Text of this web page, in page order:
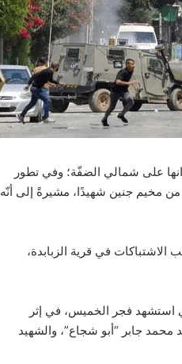
على شمالي الضفّة؛ وفي تطور
مخيم جنين شهيدًا، مشيرةً إلى أنّه
في قرية الزبابدة،
استشهد فجر الخميس، في إثر
محمد جابر “أبو شجاع”، والشهيد